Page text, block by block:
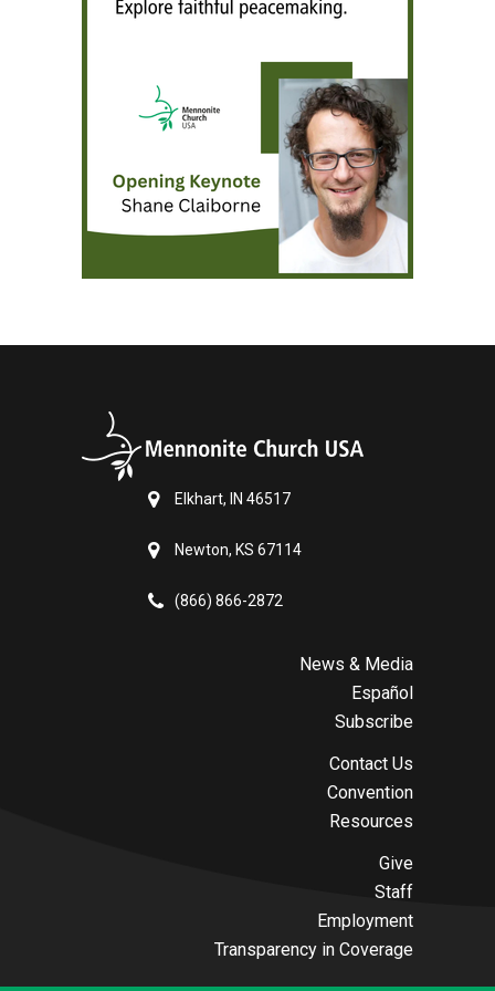
Elkhart, IN 46517
Newton, KS 67114
(866) 866-2872
News & Media
Español
Subscribe
Contact Us
Convention
Resources
Give
Staff
Employment
Transparency in Coverage